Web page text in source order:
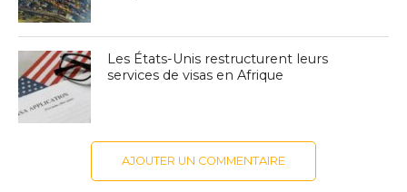
Les États-Unis restructurent leurs
services de visas en Afrique
AJOUTER UN COMMENTAIRE